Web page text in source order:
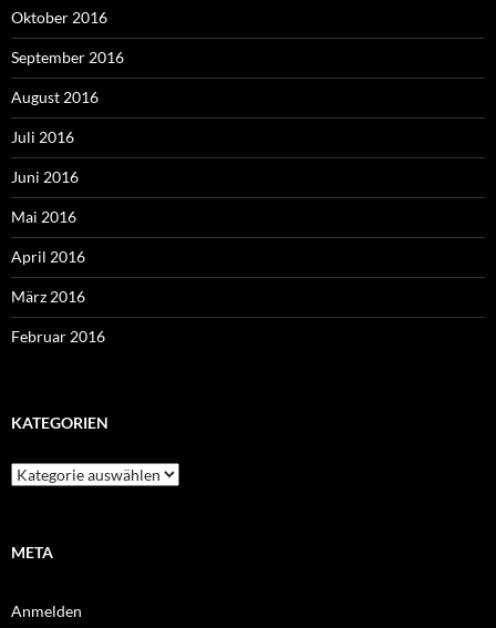
Oktober 2016
September 2016
August 2016
Juli 2016
Juni 2016
Mai 2016
April 2016
März 2016
Februar 2016
KATEGORIEN
Kategorien
META
Anmelden